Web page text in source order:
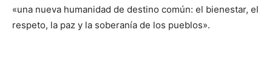
«una nueva humanidad de destino común: el bienestar, el
respeto, la paz y la soberanía de los pueblos».